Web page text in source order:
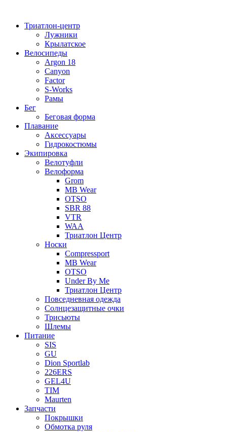
содержимому
Триатлон-центр
Лужники
Крылатское
Велосипеды
Argon 18
Canyon
Factor
S-Works
Рамы
Бег
Беговая форма
Плавание
Аксессуары
Гидрокостюмы
Экипировка
Велотуфли
Велоформа
Grom
MB Wear
OTSO
SBR 88
VTR
WAA
Триатлон Центр
Носки
Compressport
MB Wear
OTSO
Under By Me
Триатлон Центр
Повседневная одежда
Солнцезащитные очки
Трисьюты
Шлемы
Питание
SIS
GU
Dion Sportlab
226ERS
GEL4U
TIM
Maurten
Запчасти
Покрышки
Обмотка руля